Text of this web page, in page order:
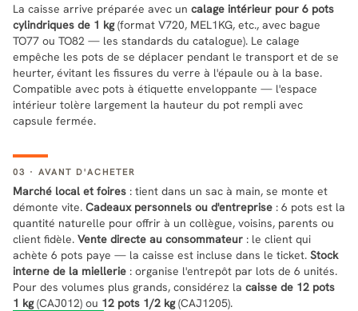
La caisse arrive préparée avec un calage intérieur pour 6 pots
cylindriques de 1 kg(format V720, MEL1KG, etc., avec bague
TO77 ou TO82 — les standards du catalogue). Le calage
empêche les pots de se déplacer pendant le transport et de se
heurter, évitant les fissures du verre à l'épaule ou à la base.
Compatible avec pots à étiquette enveloppante — l'espace
intérieur tolère largement la hauteur du pot rempli avec
capsule fermée.
03 · AVANT D'ACHETER
Marché local et foires : tient dans un sac à main, se monte et
démonte vite. Cadeaux personnels ou d'entreprise : 6 pots est la
quantité naturelle pour offrir à un collègue, voisins, parents ou
client fidèle. Vente directe au consommateur : le client qui
achète 6 pots paye — la caisse est incluse dans le ticket. Stock
interne de la miellerie : organise l'entrepôt par lots de 6 unités.
Pour des volumes plus grands, considérez la caisse de 12 pots
1 kg(CAJ012) ou 12 pots 1/2 kg(CAJ1205).